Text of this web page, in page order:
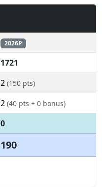
2026P
1721
2 (150 pts)
2 (40 pts + 0 bonus)
0
190